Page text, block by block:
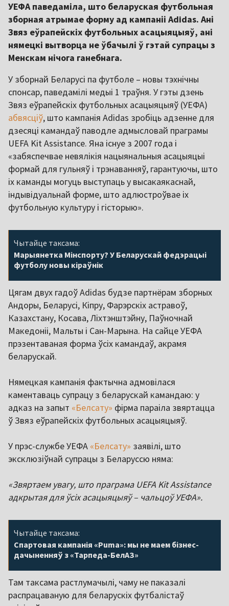
УЕФА паведаміла, што беларуская футбольная
зборная атрымае форму ад кампаніі Adidas. Ані
Звяз еўрапейскіх футбольных асацыяцыяў, ані
нямецкі вытворца не ўбачылі ў гэтай супрацы з
Менскам нічога ганебнага.
У зборнай Беларусі па футболе – новы тэхнічны
спонсар, паведамілі медыі 1 траўня. У гэты дзень
Звяз еўрапейскіх футбольных асацыяцыяў (УЕФА)
абвясціў, што кампанія Adidas зробіць адзенне для
дзесяці камандаў паводле адмысловай праграмы
UEFA Kit Assistance. Яна існуе з 2007 года і
«забяспечвае невялікія нацыянальныя асацыяцыі
формай для гульняў і трэнаванняў, гарантуючы, што
іх каманды могуць выступаць у высакаякаснай,
індывідуальнай форме, што адлюстроўвае іх
футбольную культуру і гісторыю».
Чытайце таксама:
Марыянетка Мінспорту? У Беларускай федэрацыі
футболу новы кіраўнік
Цягам двух гадоў Adidas будзе партнёрам зборных
Андоры, Беларусі, Кіпру, Фарэрскіх астравоў,
Казахстану, Косава, Ліхтэнштэйну, Паўночнай
Македоніі, Мальты і Сан-Марына. На сайце УЕФА
прэзентаваная форма ўсіх камандаў, акрамя
беларускай.
Нямецкая кампанія фактычна адмовілася
каментаваць супрацу з беларускай камандаю: у
адказ на запыт «Белсату» фірма параіла звяртацца
ў Звяз еўрапейскіх футбольных асацыяцыяў.
У прэс-службе УЕФА «Белсату» заявілі, што
эксклюзіўнай супрацы з Беларуссю няма:
«Звяртаем увагу, што праграма UEFA Kit Assistance
адкрытая для ўсіх асацыяцыяў – чальцоў УЕФА».
Чытайце таксама:
Спартовая кампанія «Puma»: мы не маем бізнес-
дачыненняў з «Тарпеда-БелАЗ»
Там таксама растлумачылі, чаму не паказалі
распрацаваную для беларускіх футбалістаў